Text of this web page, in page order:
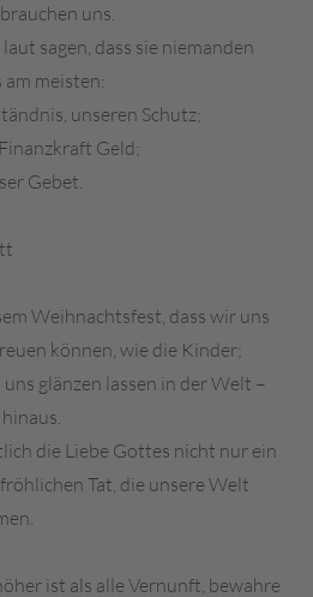
uns.
sagen, dass sie niemanden
am meisten:
unseren Schutz;
Geld;
Gebet.
Weihnachtsfest, dass wir uns
können, wie die Kinder;
glänzen lassen in der Welt –
die Liebe Gottes nicht nur ein
Tat, die unsere Welt
ist als alle Vernunft, bewahre